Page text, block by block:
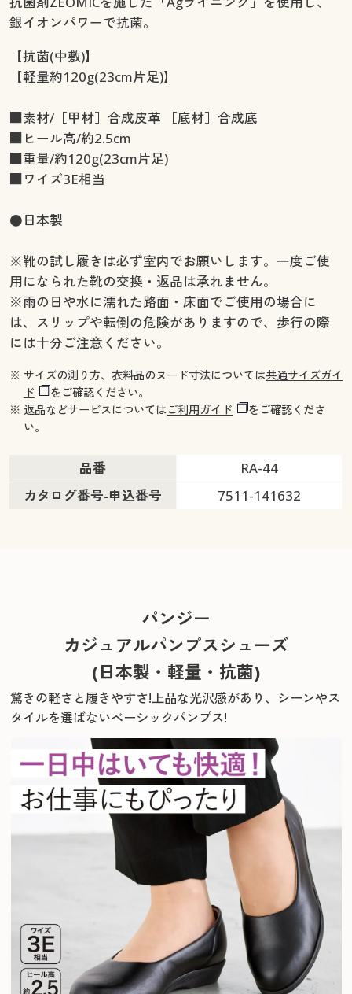
銀イオンパワーで抗菌。
【抗菌(中敷)】
【軽量約120g(23cm片足)】
■素材/［甲材］合成皮革 ［底材］合成底
■ヒール高/約2.5cm
■重量/約120g(23cm片足)
■ワイズ3E相当
●日本製
※靴の試し履きは必ず室内でお願いします。一度ご使
用になられた靴の交換・返品は承れません。
※雨の日や水に濡れた路面・床面でご使用の場合に
は、スリップや転倒の危険がありますので、歩行の際
には十分ご注意ください。
※ サイズの測り方、衣料品のヌード寸法については共通サイズガイ
ド
をご確認ください。
※ 返品などサービスについてはご利用ガイド
をご確認くださ
い。
品番
RA-44
カタログ番号-申込番号
7511-141632
パンジー
カジュアルパンプスシューズ
(日本製・軽量・抗菌)
驚きの軽さと履きやすさ!上品な光沢感があり、シーンやス
タイルを選ばないベーシックパンプス!